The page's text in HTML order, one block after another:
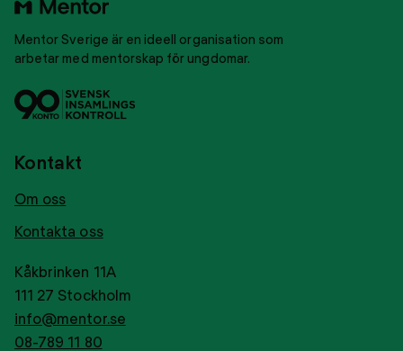
Mentor Sverige är en ideell organisation som
arbetar med mentorskap för ungdomar.
Svensk
insamlingskontroll
Kontakt
Om oss
Kontakta oss
Kåkbrinken 11A
111 27 Stockholm
info@mentor.se
08-789 11 80